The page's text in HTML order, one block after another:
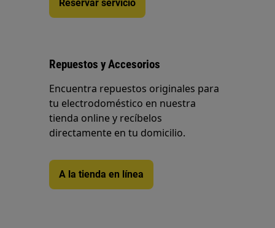
Reservar servicio
Repuestos y Accesorios
Encuentra repuestos originales para
tu electrodoméstico en nuestra
tienda online y recíbelos
directamente en tu domicilio.
A la tienda en línea